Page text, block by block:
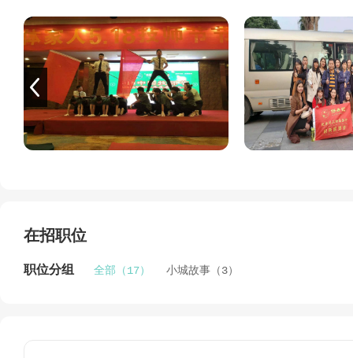
在北海，有这么一个企业，可以不要求学历，资历，却
可以让员工2年买车3年买房，有这么一家企业，为大家带
有梦一起来！！！
五个店同招
①扬舟记头等舱：0779-2209777 北海市海城区东街街道
②扬舟故事：0779-6868999 北海市海城区驿马街道西南
③扬舟记国贸店：0779-2232333 北海市海城区贵州路
在招职位
职位分组 全部（17） 小城故事（3）